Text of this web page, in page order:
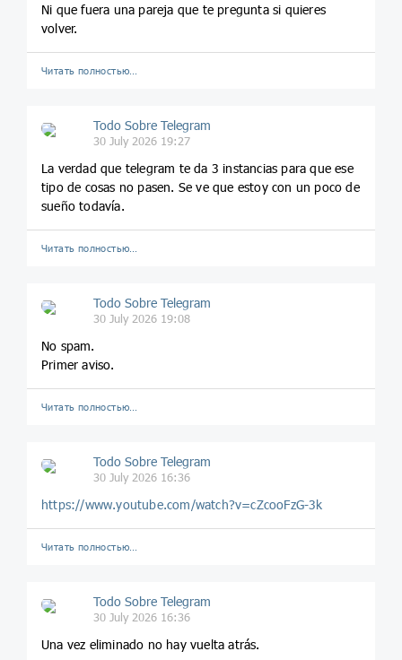
Ni que fuera una pareja que te pregunta si quieres
volver.
Читать полностью…
Todo Sobre Telegram
30 July 2026 19:27
La verdad que telegram te da 3 instancias para que ese
tipo de cosas no pasen. Se ve que estoy con un poco de
sueño todavía.
Читать полностью…
Todo Sobre Telegram
30 July 2026 19:08
No spam.
Primer aviso.
Читать полностью…
Todo Sobre Telegram
30 July 2026 16:36
https://www.youtube.com/watch?v=cZcooFzG-3k
Читать полностью…
Todo Sobre Telegram
30 July 2026 16:36
Una vez eliminado no hay vuelta atrás.